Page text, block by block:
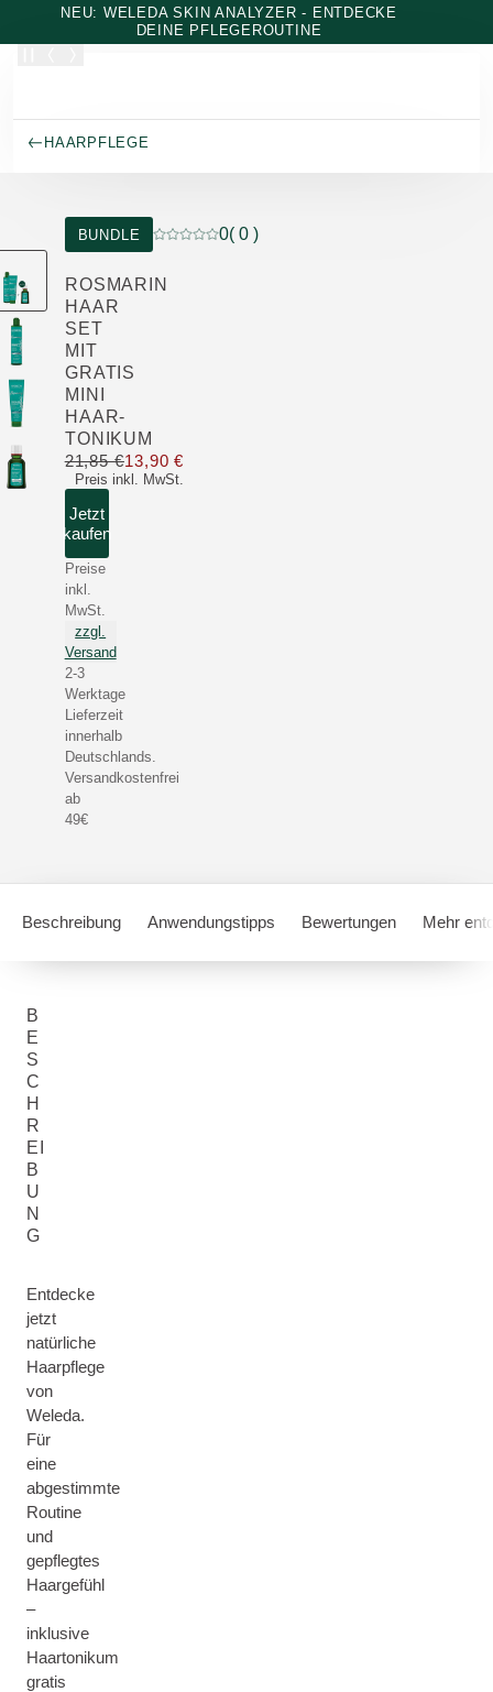
Zum Hauptinhalt wechseln
NEU: WELEDA SKIN ANALYZER - ENTDECKE
DEINE PFLEGEROUTINE
HAARPFLEGE
BUNDLE
Aktuelle Bewertung: 0 von 5 Sternen
0( 0 )
ROSMARIN
HAAR
SET
MIT
GRATIS
MINI
HAAR-
TONIKUM
Preis inkl. MwSt.
21,85 €13,90 €Nur 13,90 € statt 21,85 €
Jetzt
kaufen
Preise
inkl.
MwSt.
zzgl.
Versand
2-3
Werktage
Lieferzeit
innerhalb
Deutschlands.
Versandkostenfrei
ab
49€
Beschreibung Anwendungstipps Bewertungen Mehr
B
E
S
C
H
R
EI
B
U
N
G
Entdecke
jetzt
natürliche
Haarpflege
von
Weleda.
Für
eine
abgestimmte
Routine
und
gepflegtes
Haargefühl
–
inklusive
Haartonikum
gratis